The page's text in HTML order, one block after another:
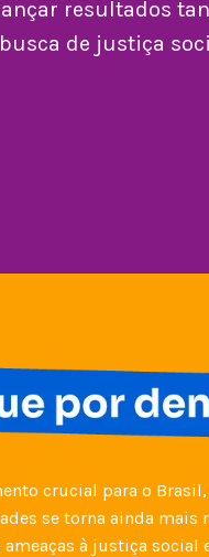
resultados
de justiça
crucial para o Brasil,
se torna ainda mais
ameaças à justiça social